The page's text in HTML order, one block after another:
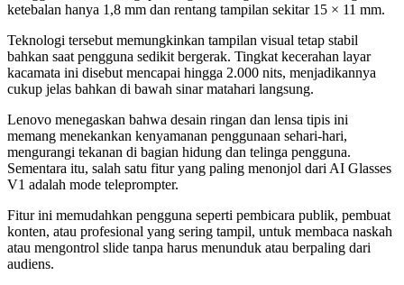
ketebalan hanya 1,8 mm dan rentang tampilan sekitar 15 × 11 mm.
Teknologi tersebut memungkinkan tampilan visual tetap stabil
bahkan saat pengguna sedikit bergerak. Tingkat kecerahan layar
kacamata ini disebut mencapai hingga 2.000 nits, menjadikannya
cukup jelas bahkan di bawah sinar matahari langsung.
Lenovo menegaskan bahwa desain ringan dan lensa tipis ini
memang menekankan kenyamanan penggunaan sehari-hari,
mengurangi tekanan di bagian hidung dan telinga pengguna.
Sementara itu, salah satu fitur yang paling menonjol dari AI Glasses
V1 adalah mode teleprompter.
Fitur ini memudahkan pengguna seperti pembicara publik, pembuat
konten, atau profesional yang sering tampil, untuk membaca naskah
atau mengontrol slide tanpa harus menunduk atau berpaling dari
audiens.